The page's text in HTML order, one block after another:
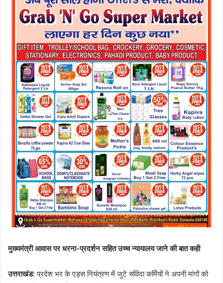
a
i
मुख्यमंत्री आवास पर धरना-प्रदर्शन सहित उच्च न्यायालय जाने की बात कही
उत्तराखंड:प्रदेश भर के एड्स नियंत्रण में जुटे संविदा कर्मियों ने अपनी मांगों को